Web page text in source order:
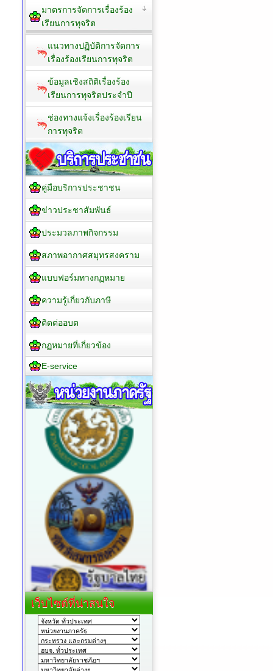
มาตรการจัดการเรื่องร้อง
เรียนการทุจริต
แนวทางปฏิบัติการจัดการ
เรื่องร้องเรียนการทุจริต
ข้อมูลเชิงสถิติเรื่องร้อง
เรียนการทุจริตประจำปี
ช่องทางแจ้งเรื่องร้องเรียน
การทุจริต
คู่มือบริการประชาชน
ข่าวประชาสัมพันธ์
ประมวลภาพกิจกรรม
สภาพอากาศสมุทรสงคราม
แบบฟอร์มทางกฏหมาย
ความรู้เกี่ยวกับภาษี
ติดต่ออบต
กฏหมายที่เกี่ยวข้อง
E-service
เว็บไซต์ที่น่าสนใจ